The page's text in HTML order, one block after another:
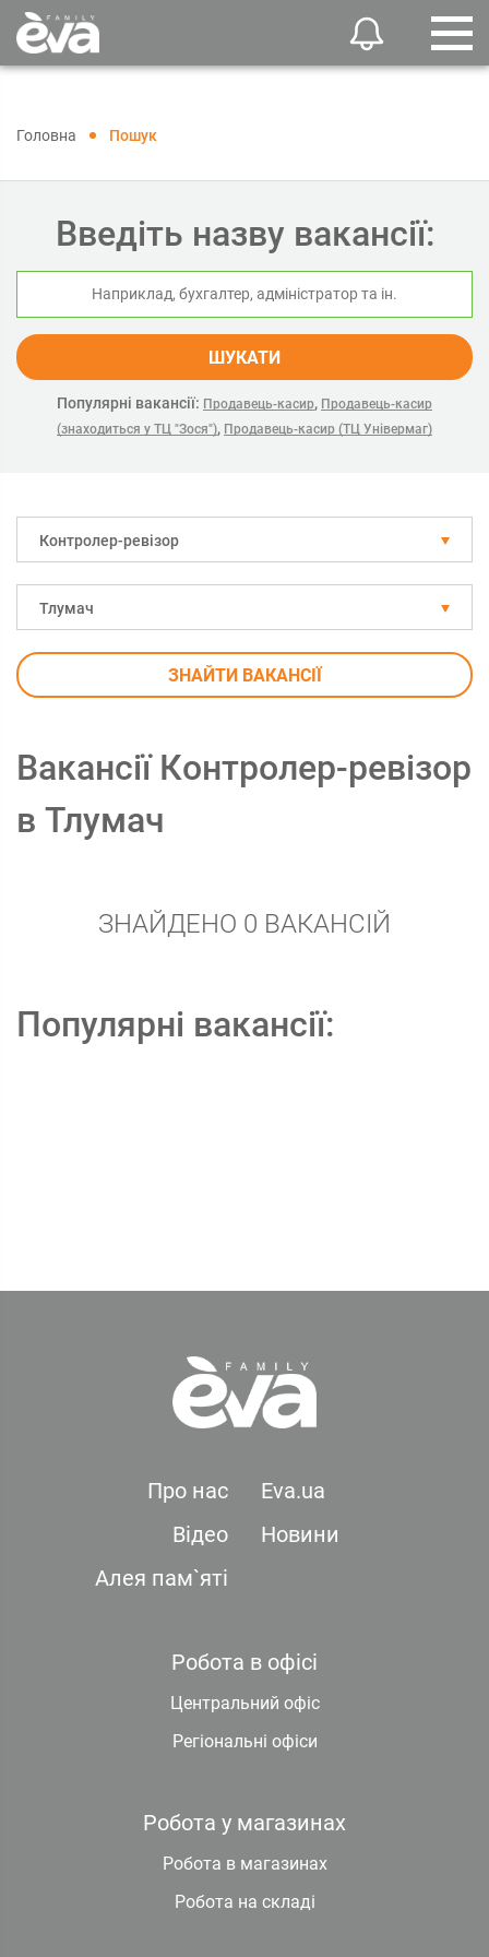
Головна Пошук
Введіть назву вакансії:
ШУКАТИ
Популярні вакансії: Продавець-касир, Продавець-касир
(знаходиться у ТЦ "Зося"), Продавець-касир (ТЦ Універмаг)
Контролер-ревізор
Тлумач
ЗНАЙТИ ВАКАНСІЇ
Вакансії Контролер-ревізор
в Тлумач
ЗНАЙДЕНО 0 ВАКАНСІЙ
Популярні вакансії:
Про нас
Eva.ua
Відео
Новини
Алея пам`яті
Робота в офісі
Центральний офіс
Регіональні офіси
Робота у магазинах
Робота в магазинах
Робота на складі